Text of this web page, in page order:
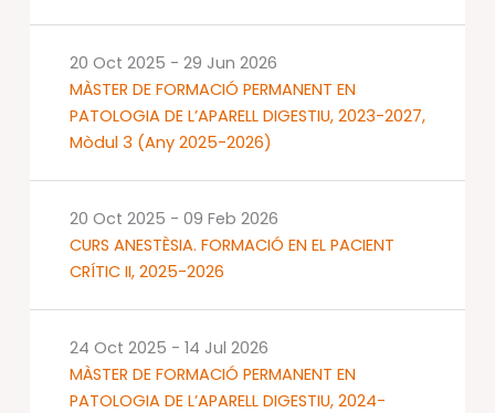
MÀSTER DE FORMACIÓ PERMANENT EN
PATOLOGIA DE L’APARELL DIGESTIU, 2023-2027,
Mòdul 3 (Any 2025-2026)
20 Oct 2025 - 29 Jun 2026
CURS ANESTÈSIA. FORMACIÓ EN EL PACIENT
CRÍTIC II, 2025-2026
20 Oct 2025 - 09 Feb 2026
MÀSTER DE FORMACIÓ PERMANENT EN
PATOLOGIA DE L’APARELL DIGESTIU, 2024-
24 Oct 2025 - 14 Jul 2026